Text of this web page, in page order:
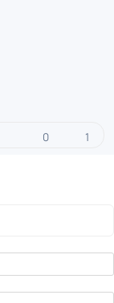
0 1